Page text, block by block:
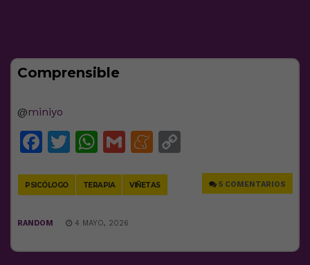
Comprensible
@miniyo
Facebook
Twitter
WhatsApp
GmailMeneame
PSICÓLOGO TERAPIA VIÑETAS 5 COMENTARIOS
RANDOM 4 MAYO, 2026